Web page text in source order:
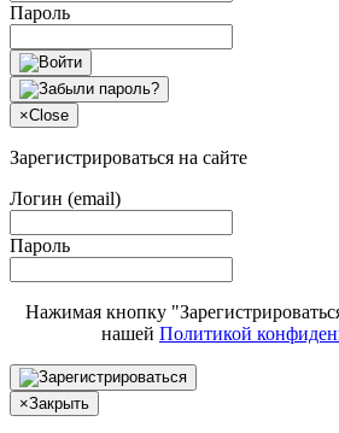
Пароль
×Close
Зарегистрироваться на сайте
Логин (email)
Пароль
Нажимая кнопку
нашей Политикой
×Закрыть